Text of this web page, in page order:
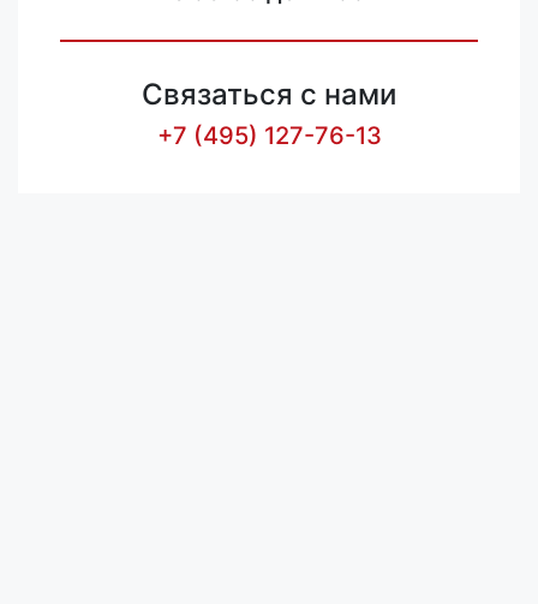
Связаться с нами
+7 (495) 127-76-13